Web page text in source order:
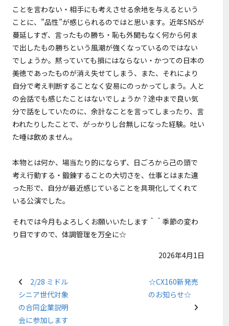
ことを言わない・相手にも考えさせる余地を与えるという
ことに、”品性”が感じられるのではと思います。近年SNSが
蔓延しすぎ、言ったもの勝ち・恥も外聞もなく何から何ま
で出したもの勝ちという風潮が強くなっているのではない
でしょうか。黙っていても損にはならない・かつての日本の
美徳であったものが消え失せてしまう、また、それにより
自分で考え判断することなく安易にのっかってしまう。人と
の会話でも感じたことはないでしょうか？途中まで良い気
分で話をしていたのに、余計なことを言ってしまったり、言
われたりしたことで、がっかりし台無しになった経験。吐い
た唾は飲めません。
本物とは何か、場当たり的にならず、日ごろから己の頭で
考え行動する・鍛錬することの大切さを、仕事とはまた違
った形で、自分が最近感じていることを具現化してくれて
いる公演でした。
それでは今月もよろしくお願いいたします＾＾季節の変わ
り目ですので、体調管理を万全に☆
2026年4月1日
2/28 ミドル
シニア世代対象
の合同企業説明
会に参加します
☆CX160新発売
のお知らせ☆